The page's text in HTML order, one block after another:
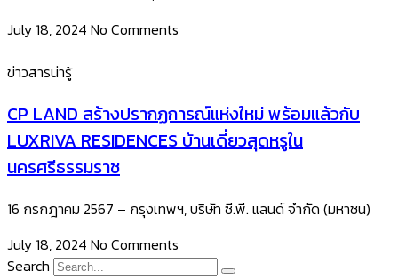
July 18, 2024 No Comments
ข่าวสารน่ารู้
CP LAND สร้างปรากฏการณ์แห่งใหม่ พร้อมแล้วกับ
LUXRIVA RESIDENCES บ้านเดี่ยวสุดหรูใน
นครศรีธรรมราช
16 กรกฎาคม 2567 – กรุงเทพฯ, บริษัท ซี.พี. แลนด์ จำกัด (มหาชน)
July 18, 2024 No Comments
Search